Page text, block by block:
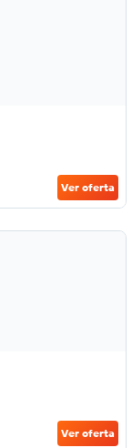
Ver oferta
Ver oferta